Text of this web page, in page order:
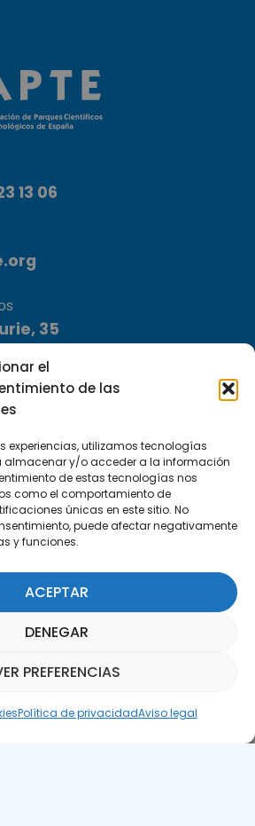
el
de las
experiencias, utilizamos tecnologías
almacenar y/o acceder a la información
de estas tecnologías nos
como el comportamiento de
únicas en este sitio. No
puede afectar negativamente
y funciones.
ACEPTAR
DENEGAR
PREFERENCIAS
Política de privacidadAviso legal
13 06
35
a nuestra Newsletter
AQUÍ